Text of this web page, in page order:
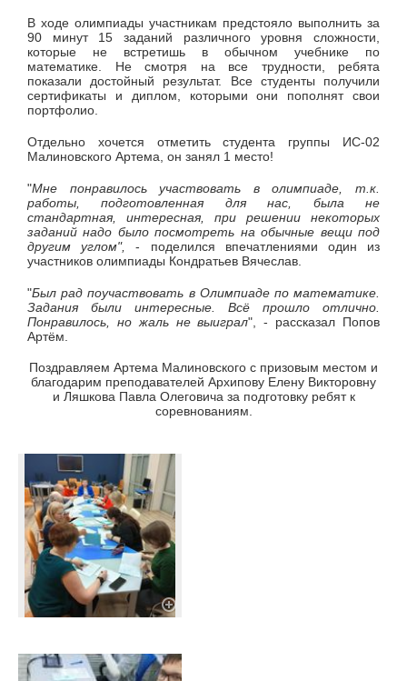
В ходе олимпиады участникам предстояло выполнить за
90 минут 15 заданий различного уровня сложности,
которые не встретишь в обычном учебнике по
математике. Не смотря на все трудности, ребята
показали достойный результат. Все студенты получили
сертификаты и диплом, которыми они пополнят свои
портфолио.
Отдельно хочется отметить студента группы ИС-02
Малиновского Артема, он занял 1 место!
"Мне понравилось участвовать в олимпиаде, т.к.
работы, подготовленная для нас, была не
стандартная, интересная, при решении некоторых
заданий надо было посмотреть на обычные вещи под
другим углом",
- поделился впечатлениями один из
участников олимпиады Кондратьев Вячеслав.
"Был рад поучаствовать в Олимпиаде по математике.
Задания были интересные. Всё прошло отлично.
Понравилось, но жаль не выиграл", - рассказал Попов
Артём.
Поздравляем Артема Малиновского с призовым местом и
благодарим преподавателей Архипову Елену Викторовну
и Ляшкова Павла Олеговича за подготовку ребят к
соревнованиям.